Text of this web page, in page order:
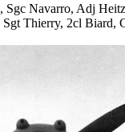
Sgc Navarro, Adj
Thierry, 2cl Biard,